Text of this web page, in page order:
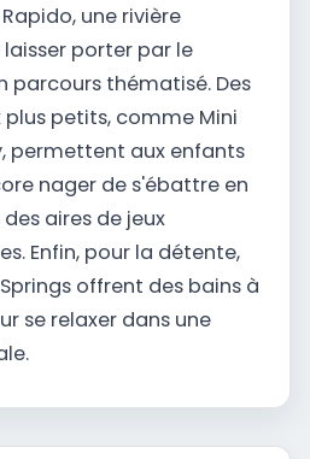
une rivière
porter par le
parcours thématisé. Des
petits, comme Mini
permettent aux enfants
nager de s'ébattre en
aires de jeux
Enfin, pour la détente,
offrent des bains à
se relaxer dans une